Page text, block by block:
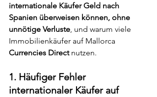
internationale Käufer Geld nach
Spanien überweisen können, ohne
unnötige Verluste, und warum viele
Immobilienkäufer auf Mallorca
Currencies Direct nutzen.
1. Häufiger Fehler
internationaler Käufer auf